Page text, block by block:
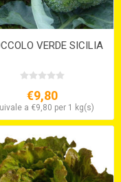
VERDE SICILIA
€9,80
a €9,80 per 1 kg(s)